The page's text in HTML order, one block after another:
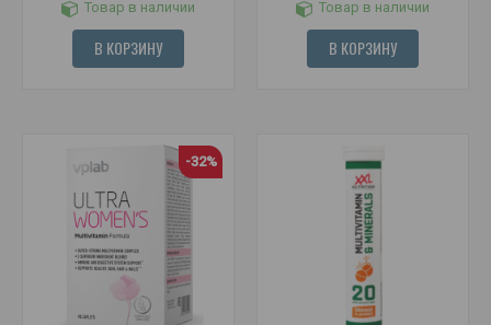
Товар в наличии
В КОРЗИНУ
Товар в наличии
В КОРЗИНУ
-32%